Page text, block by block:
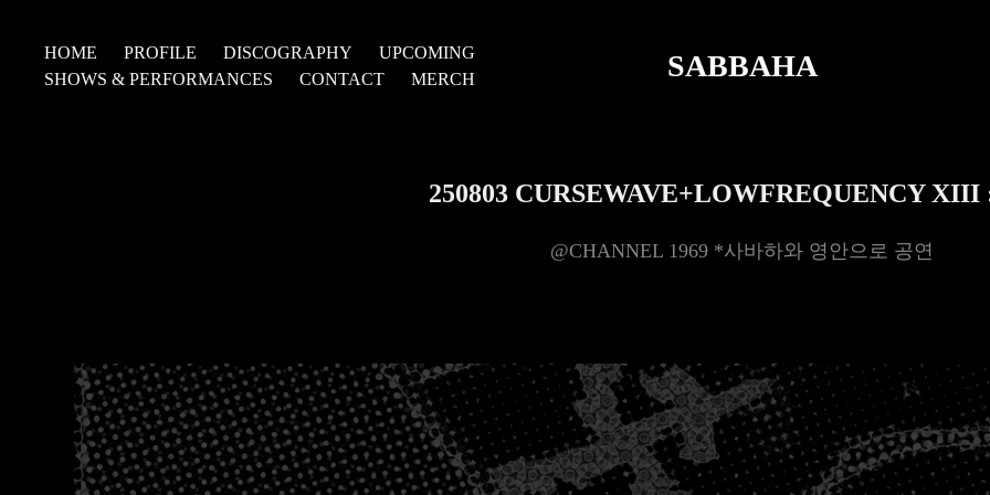
HOME PROFILE DISCOGRAPHY
UPCOMING
SHOWS & PERFORMANCES
CONTACT MERCH SABBAHA
250803 CURSEWAVE+LOWFREQUENCY XIII
@CHANNEL 1969 *사바하와 영안으로 공연